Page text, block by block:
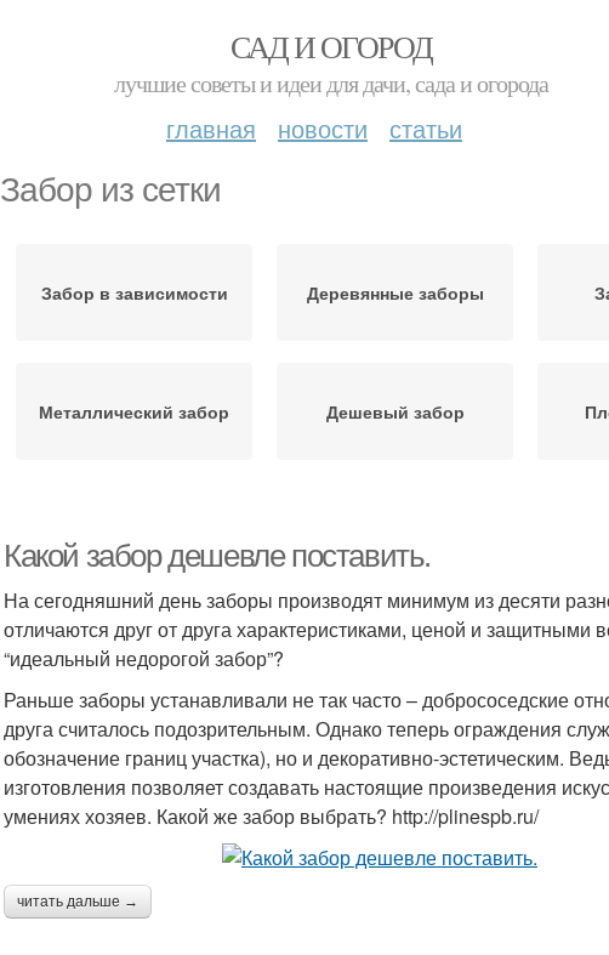
САД И ОГОРОД
лучшие советы и идеи для дачи, сада и огорода
главная новости статьи
Забор из сетки
Забор в зависимости Деревянные заборы
Металлический забор Дешевый забор
Какой забор дешевле поставить.
На сегодняшний день заборы производят минимум из десяти
отличаются друг от друга характеристиками, ценой и
“идеальный недорогой забор”?
Раньше заборы устанавливали не так часто – добрососедские
друга считалось подозрительным. Однако теперь ограждения
обозначение границ участка), но и декоративно-эстетическим.
изготовления позволяет создавать настоящие произведения
умениях хозяев. Какой же забор выбрать? http://plinespb.ru/
читать дальше →